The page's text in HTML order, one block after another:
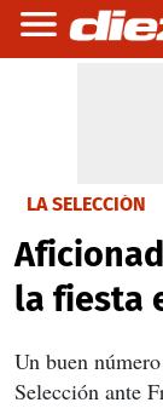
LA SELECCIÓN
la fiesta
Un buen
Selección ante